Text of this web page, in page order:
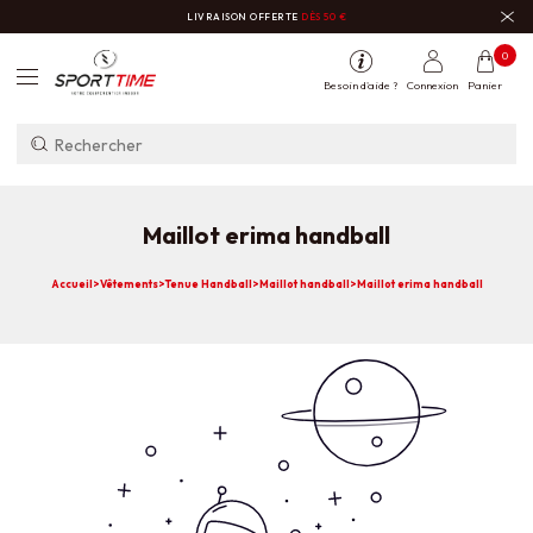
LIVRAISON OFFERTE DÈS 50 €
Besoin d'aide ? Connexion Panier
0
Maillot erima handball
Accueil>Vêtements>Tenue Handball>Maillot handball>Maillot erima handball